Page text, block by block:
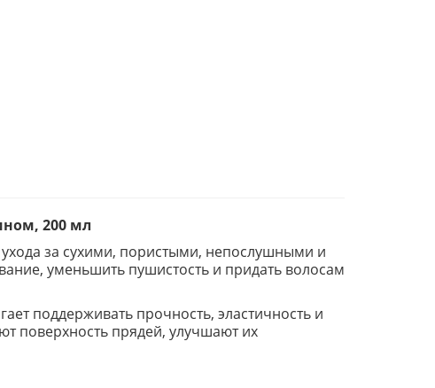
200 мл
за сухими, пористыми, непослушными и
уменьшить пушистость и придать волосам
поддерживать прочность, эластичность и
поверхность прядей, улучшают их